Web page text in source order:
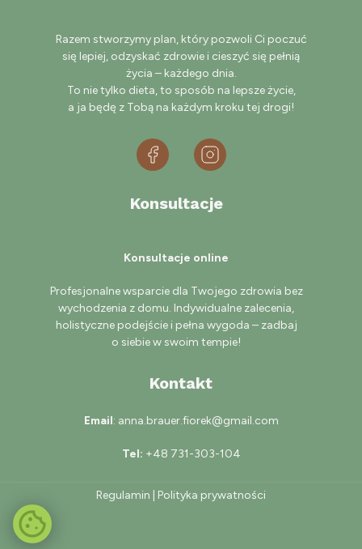
Razem stworzymy plan, który pozwoli Ci poczuć
się lepiej, odzyskać zdrowie i cieszyć się pełnią
życia – każdego dnia.
To nie tylko dieta, to sposób na lepsze życie,
a ja będę z Tobą na każdym kroku tej drogi!
Kontakt
Email: anna.brauer.fiorek@gmail.com
Tel: +48 731-303-104
Konsultacje
Konsultacje online
Profesjonalne wsparcie dla Twojego zdrowia bez
wychodzenia z domu. Indywidualne zalecenia,
holistyczne podejście i pełna wygoda – zadbaj
o siebie w swoim tempie!
Regulamin Polityka prywatności